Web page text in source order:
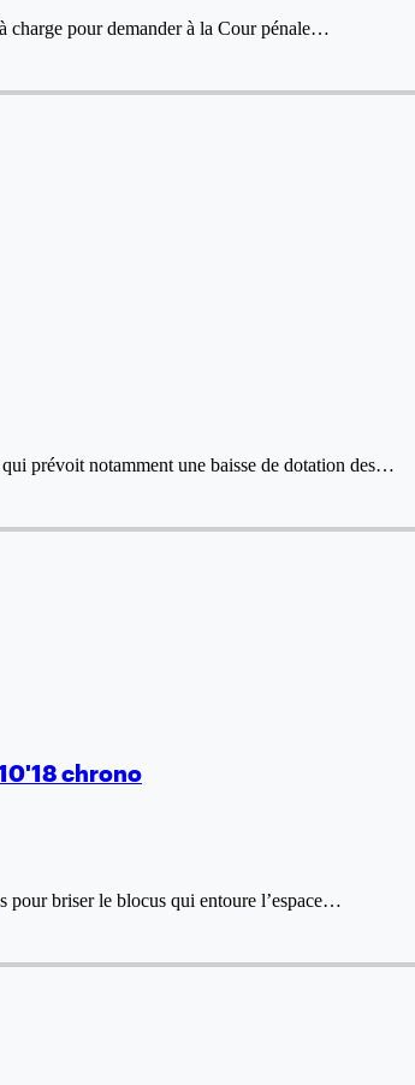
charge pour demander à la Cour pénale…
prévoit notamment une baisse de dotation des…
chrono
briser le blocus qui entoure l’espace…